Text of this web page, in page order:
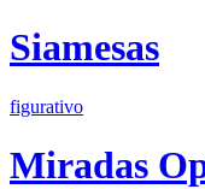
Siamesas
figurativo
Miradas